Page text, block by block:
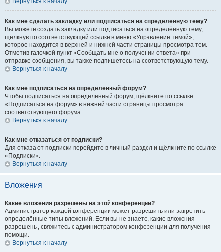
Вернуться к началу
Как мне сделать закладку или подписаться на определённую тему?
Вы можете создать закладку или подписаться на определённую тему,
щёлкнув по соответствующей ссылке в меню «Управление темой»,
которое находится в верхней и нижней части страницы просмотра тем.
Отметив галочкой пункт «Сообщать мне о получении ответа» при
отправке сообщения, вы также подпишетесь на соответствующую тему.
Вернуться к началу
Как мне подписаться на определённый форум?
Чтобы подписаться на определённый форум, щёлкните по ссылке
«Подписаться на форум» в нижней части страницы просмотра
соответствующего форума.
Вернуться к началу
Как мне отказаться от подписки?
Для отказа от подписки перейдите в личный раздел и щёлкните по ссылке
«Подписки».
Вернуться к началу
Вложения
Какие вложения разрешены на этой конференции?
Администратор каждой конференции может разрешить или запретить
определённые типы вложений. Если вы не знаете, какие вложения
разрешены, свяжитесь с администратором конференции для получения
помощи.
Вернуться к началу